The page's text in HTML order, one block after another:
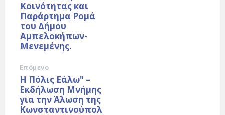
Κοινότητας και
Παράρτημα Ρομά
του Δήμου
Αμπελοκήπων-
Μενεμένης.
Επόμενο
Η Πόλις Εάλω" –
Εκδήλωση Μνήμης
για την Άλωση της
Κωνσταντινούπολ